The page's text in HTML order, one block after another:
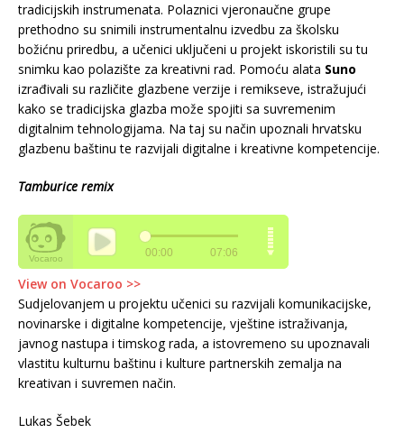
tradicijskih instrumenata. Polaznici vjeronaučne grupe
prethodno su snimili instrumentalnu izvedbu za školsku
božićnu priredbu, a učenici uključeni u projekt iskoristili su tu
snimku kao polazište za kreativni rad. Pomoću alata Suno
izrađivali su različite glazbene verzije i remikseve, istražujući
kako se tradicijska glazba može spojiti sa suvremenim
digitalnim tehnologijama. Na taj su način upoznali hrvatsku
glazbenu baštinu te razvijali digitalne i kreativne kompetencije.
Tamburice remix
View on Vocaroo >>
Sudjelovanjem u projektu učenici su razvijali komunikacijske,
novinarske i digitalne kompetencije, vještine istraživanja,
javnog nastupa i timskog rada, a istovremeno su upoznavali
vlastitu kulturnu baštinu i kulture partnerskih zemalja na
kreativan i suvremen način.
Lukas Šebek